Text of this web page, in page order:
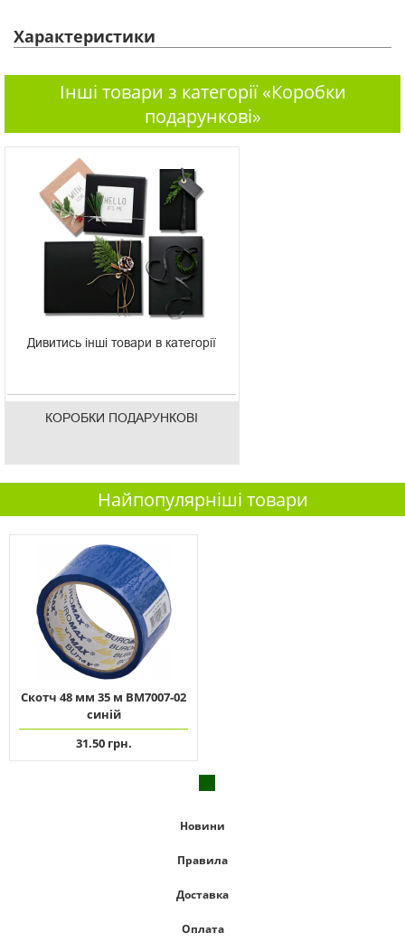
Характеристики
Інші товари з категорії «Коробки
подарункові»
Дивитись інші товари в категорії
КОРОБКИ ПОДАРУНКОВІ
Найпопулярніші товари
Скотч 48 мм 35 м ВМ7007-02
синій
31.50 грн.
Новини
Правила
Доставка
Оплата